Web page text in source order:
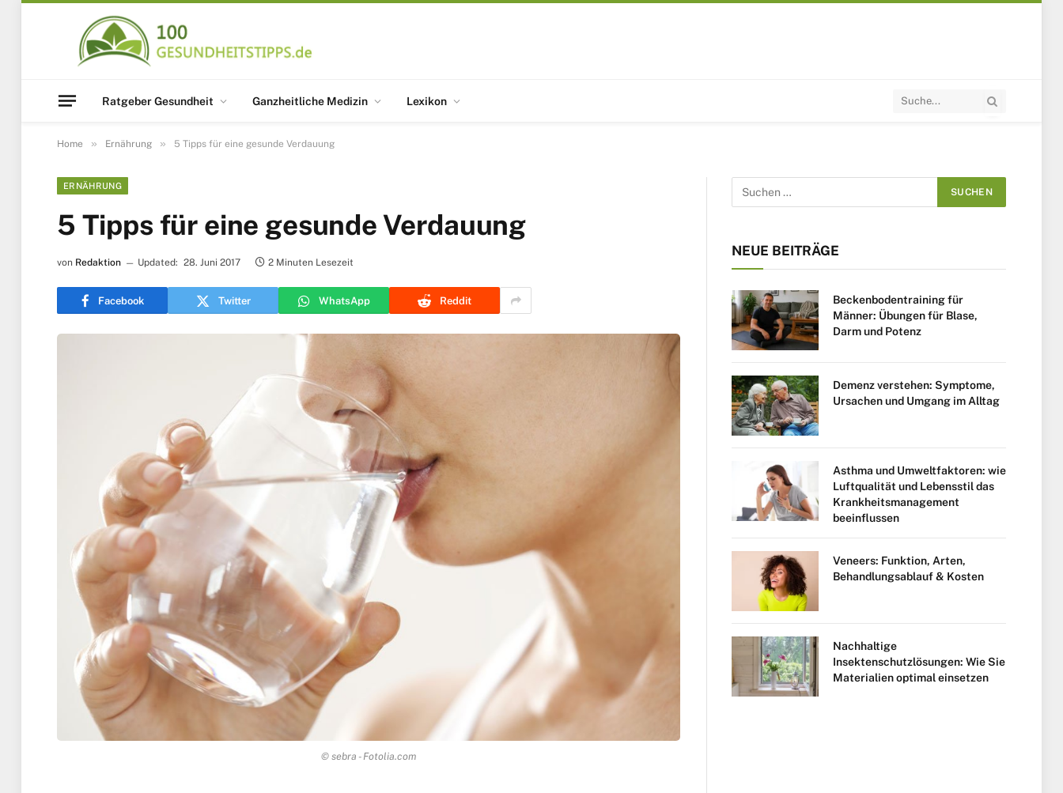
Ratgeber Gesundheit Ganzheitliche Medizin Lexikon
Home » Ernährung » 5 Tipps für eine gesunde Verdauung
ERNÄHRUNG
5 Tipps für eine gesunde Verdauung
von Redaktion Updated: 28. Juni 2017 2 Minuten Lesezeit
Facebook Twitter WhatsApp Reddit
© sebra - Fotolia.com
NEUE BEITRÄGE
Beckenbodentraining für
Männer: Übungen für Blase,
Darm und Potenz
Demenz verstehen: Symptome,
Ursachen und Umgang im Alltag
Asthma und Umweltfaktoren: wie
Luftqualität und Lebensstil das
Krankheitsmanagement
beeinflussen
Veneers: Funktion, Arten,
Behandlungsablauf & Kosten
Nachhaltige
Insektenschutzlösungen: Wie Sie
Materialien optimal einsetzen